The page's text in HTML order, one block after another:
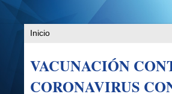
VACUNACIÓN
CORONAVIRUS